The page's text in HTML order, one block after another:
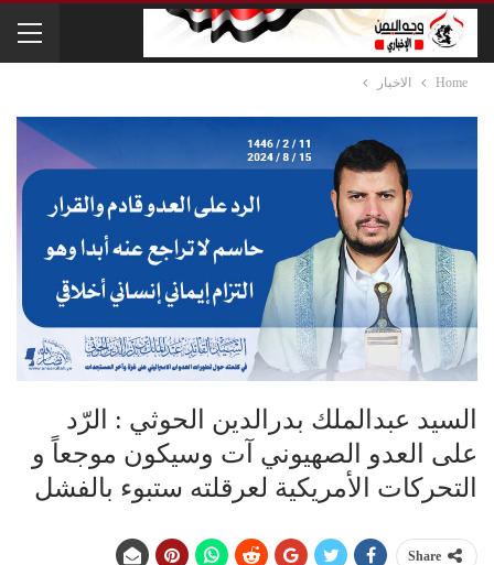
Home الاخبار
السيد عبدالملك بدرالدين الحوثي : الرّد
على العدو الصهيوني آت وسيكون موجعاً و
التحركات الأمريكية لعرقلته ستبوء بالفشل
Share